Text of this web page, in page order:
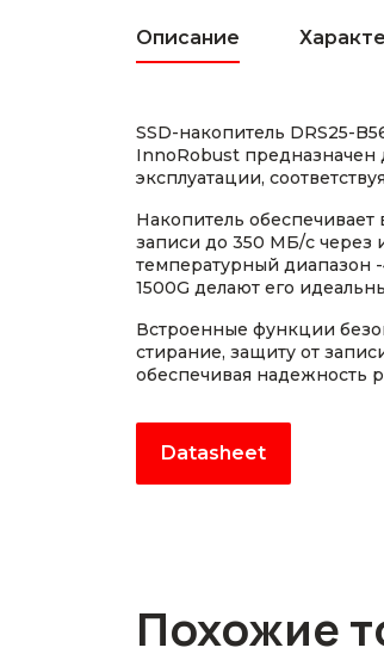
Описание
SSD-накопитель DRS25-
InnoRobust предназначен
эксплуатации,
Накопитель
записи до 350 МБ/с через
температурный диапазон -
1500G делают его
Встроенные функции
стирание, защиту от
обеспечивая надежность
Datasheet
Похожие